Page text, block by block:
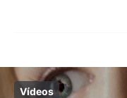
Vídeos